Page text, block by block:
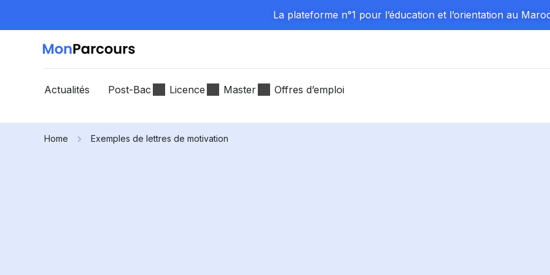
La plateforme n°1 pour l’éducation et l’orientation au
Actualités Post-Bac Licence Master Offres d’emploi
Home Exemples de lettres de motivation